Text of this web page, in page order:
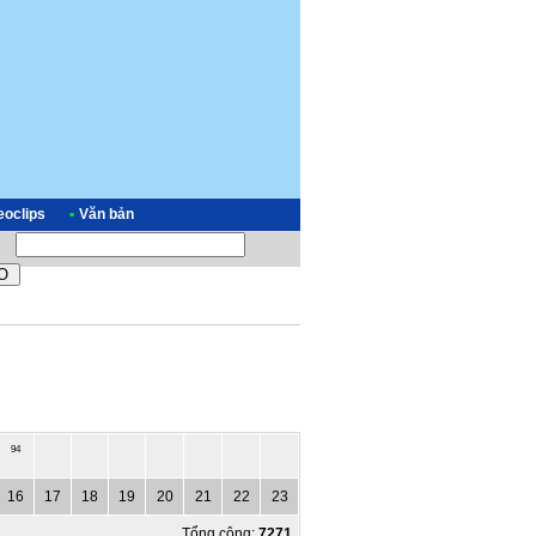
• Văn bản
94
16 17 18 19 20 21 22 23